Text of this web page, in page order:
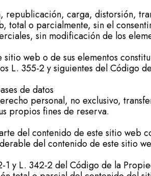
carga, distorsión,
total o parcialmente, sin el
sin modificación de los
web o de sus elementos
L. 355-2 y siguientes del Código
de datos
personal, no exclusivo,
propios fines de reserva.
del contenido de este sitio web
del contenido de este sitio
y L. 342-2 del Código de la